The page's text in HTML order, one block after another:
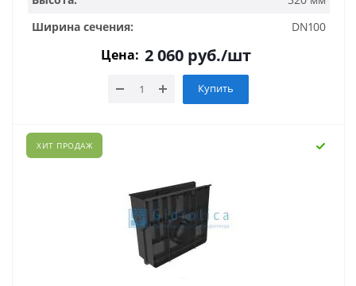
Ширина сечения:
DN100
Цена: 2 060 руб./шт
Купить
ХИТ ПРОДАЖ